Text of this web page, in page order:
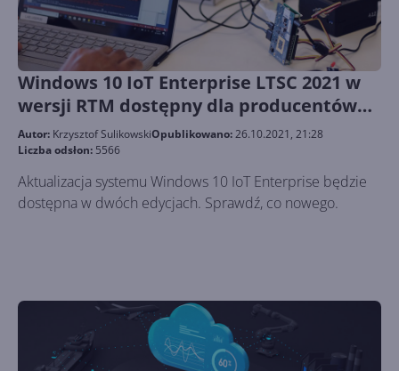
Windows 10 IoT Enterprise LTSC 2021 w
wersji RTM dostępny dla producentów
OEM
Autor: Krzysztof SulikowskiOpublikowano:26.10.2021, 21:28
Liczba odsłon: 5566
Aktualizacja systemu Windows 10 IoT Enterprise będzie
dostępna w dwóch edycjach. Sprawdź, co nowego.